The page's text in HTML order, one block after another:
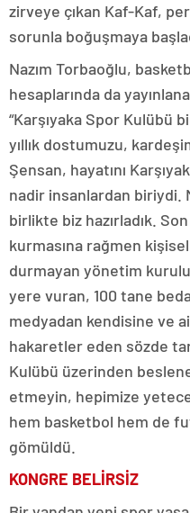
zirveye çıkan Kaf-Kaf,
sorunla boğuşmaya
Nazım Torbaoğlu,
hesaplarında da
“Karşıyaka Spor Kulübü
yıllık dostumuzu,
Şensan, hayatını
nadir insanlardan biriydi.
birlikte biz hazırladık. Son
kurmasına rağmen
durmayan yönetim
yere vuran, 100 tane
medyadan kendisine ve
hakaretler eden sözde
Kulübü üzerinden
etmeyin, hepimize
hem basketbol hem de
gömüldü.
KONGRE BELİRSİZ